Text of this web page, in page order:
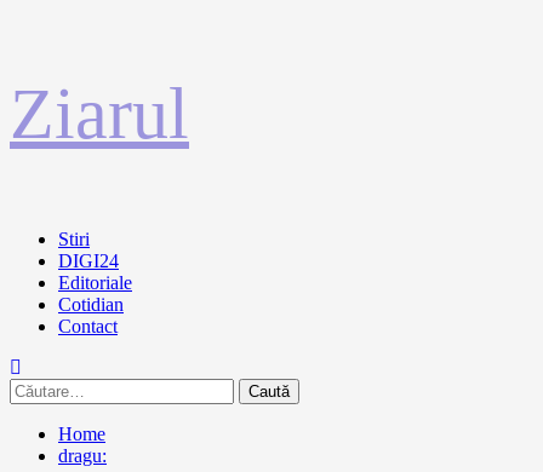
la
conținut
Ziarul
Primary
Menu
Stiri
DIGI24
Editoriale
Cotidian
Contact
Caută
după:
Home
dragu: